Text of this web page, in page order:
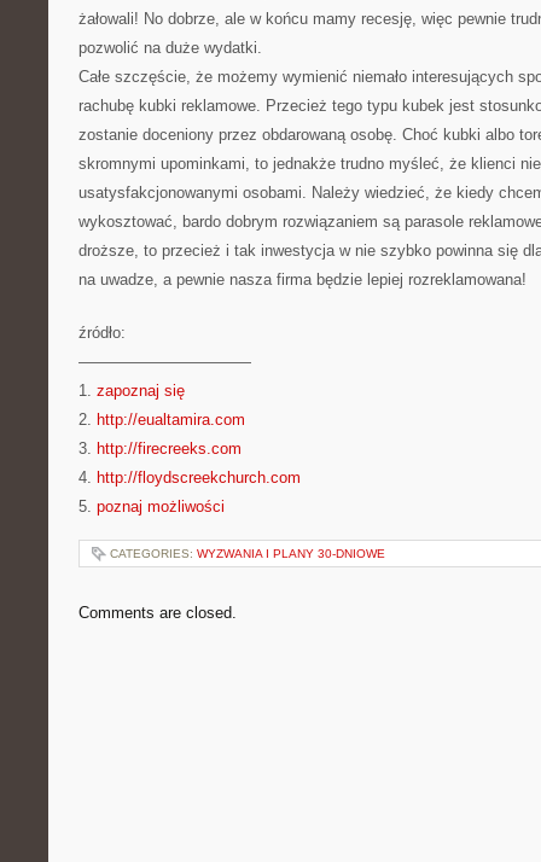
żałowali! No dobrze, ale w końcu mamy recesję, więc pewnie
pozwolić na duże wydatki.
Całe szczęście, że możemy wymienić niemało interesujących
rachubę kubki reklamowe. Przecież tego typu kubek jest
zostanie doceniony przez obdarowaną osobę. Choć kubki albo
skromnymi upominkami, to jednakże trudno myśleć, że klienci
usatysfakcjonowanymi osobami. Należy wiedzieć, że kiedy
wykosztować, bardo dobrym rozwiązaniem są parasole
droższe, to przecież i tak inwestycja w nie szybko powinna się
na uwadze, a pewnie nasza firma będzie lepiej rozreklamowana!
źródło:
———————————
1. zapoznaj się
2. http://eualtamira.com
3. http://firecreeks.com
4. http://floydscreekchurch.com
5. poznaj możliwości
CATEGORIES: WYZWANIA I PLANY 30-DNIOWE
Comments are closed.